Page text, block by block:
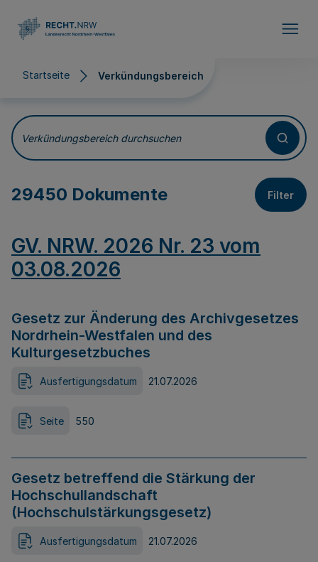
Startseite Verkündungsbereich
Verkündungsbereich
Verkündungsbereich durchsuchen
29450 Dokumente Filter
GV. NRW. 2026 Nr. 23 vom
03.08.2026
Gesetz zur Änderung des Archivgesetzes
Nordrhein-Westfalen und des
Kulturgesetzbuches
Ausfertigungsdatum 21.07.2026
Seite 550
Gesetz betreffend die Stärkung der
Hochschullandschaft
(Hochschulstärkungsgesetz)
Ausfertigungsdatum 21.07.2026